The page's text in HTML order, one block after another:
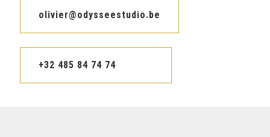
olivier@odysseestudio.be
+32 485 84 74 74